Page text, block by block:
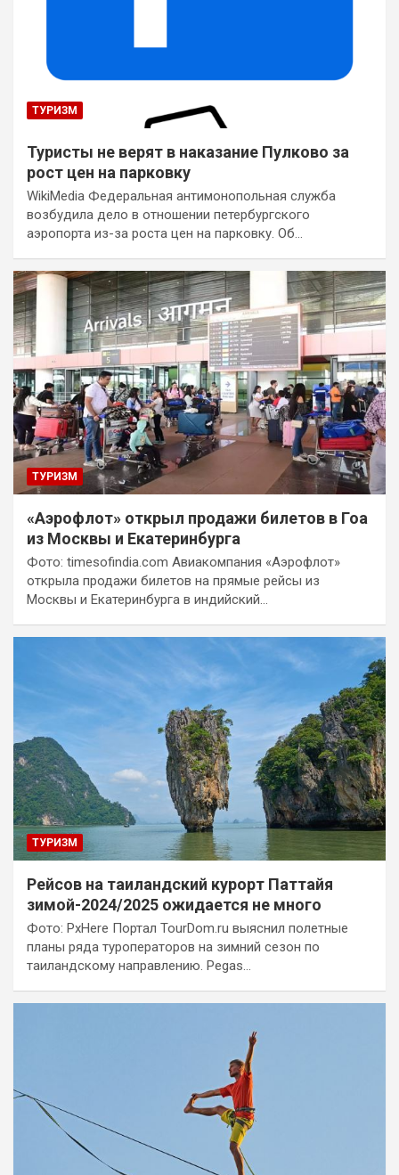
ТУРИЗМ
Туристы не верят в наказание Пулково за
рост цен на парковку
WikiMedia Федеральная антимонопольная служба
возбудила дело в отношении петербургского
аэропорта из-за роста цен на парковку. Об…
ТУРИЗМ
«Аэрофлот» открыл продажи билетов в Гоа
из Москвы и Екатеринбурга
Фото: timesofindia.com Авиакомпания «Аэрофлот»
открыла продажи билетов на прямые рейсы из
Москвы и Екатеринбурга в индийский…
ТУРИЗМ
Рейсов на таиландский курорт Паттайя
зимой-2024/2025 ожидается не много
Фото: PxHere Портал TourDom.ru выяснил полетные
планы ряда туроператоров на зимний сезон по
таиландскому направлению. Pegas…